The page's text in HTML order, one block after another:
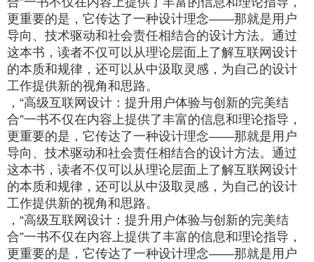
更重要的是，它传达了一种设计理念——那就是用户
导向、技术驱动和社会责任相结合的设计方法。通过
这本书，读者不仅可以从理论层面上了解互联网设计
的本质和规律，还可以从中汲取灵感，为自己的设计
工作提供新的视角和思路。
，“高级互联网设计：提升用户体验与创新的完美结
合”一书不仅在内容上提供了丰富的信息和理论指导，
更重要的是，它传达了一种设计理念——那就是用户
导向、技术驱动和社会责任相结合的设计方法。通过
这本书，读者不仅可以从理论层面上了解互联网设计
的本质和规律，还可以从中汲取灵感，为自己的设计
工作提供新的视角和思路。
，“高级互联网设计：提升用户体验与创新的完美结
合”一书不仅在内容上提供了丰富的信息和理论指导，
更重要的是，它传达了一种设计理念——那就是用户